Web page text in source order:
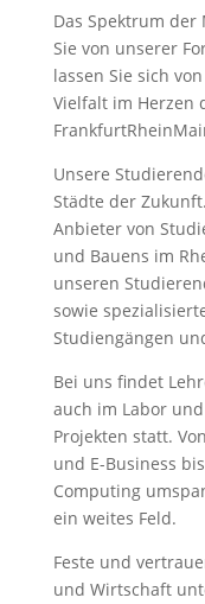
Das Spektrum
Sie von unserer
lassen Sie sich
Vielfalt im Herzen
Unsere
Städte der
Anbieter von
und Bauens im
unseren
sowie
Studiengängen
Bei uns findet
auch im Labor
Projekten statt.
und E-Business
Computing
ein weites Feld.
Feste und
und Wirtschaft